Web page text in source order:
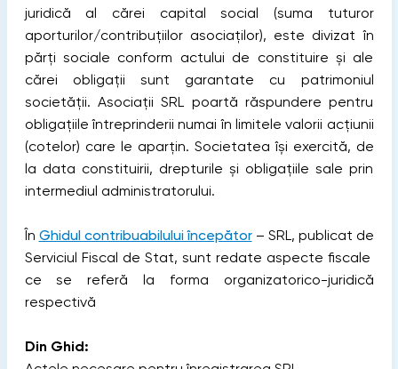
juridică al cărei capital social (suma tuturor
aporturilor/contribuțiilor asociaților), este divizat în
părți sociale conform actului de constituire și ale
cărei obligații sunt garantate cu patrimoniul
societății. Asociații SRL poartă răspundere pentru
obligațiile întreprinderii numai în limitele valorii acțiunii
(cotelor) care le aparțin. Societatea își exercită, de
la data constituirii, drepturile și obligațiile sale prin
intermediul administratorului.
În Ghidul contribuabilului începător– SRL, publicat de
Serviciul Fiscal de Stat, sunt redate aspecte fiscale
ce se referă la forma organizatorico-juridică
respectivă
Din Ghid: